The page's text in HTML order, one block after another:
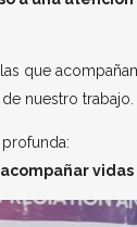
que
nuestro trabajo.